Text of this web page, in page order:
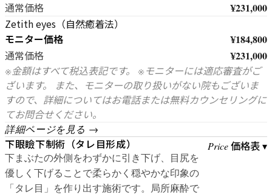
通常価格 ¥231,000
Zetith eyes（自然癒着法）
モニター価格 ¥184,800
通常価格 ¥231,000
※金額はすべて税込表記です。 ※モニターには適応審査がご
ざいます。 また、モニターの取り扱いがない院もございま
すので、詳細についてはお電話または無料カウンセリングに
てお問合せください。
詳細ページを見る →
下眼瞼下制術（タレ目形成）
下まぶたの外側をわずかに引き下げ、目尻を
優しく下げることで柔らかく穏やかな印象の
「タレ目」を作り出す施術です。局所麻酔で
Price価格表 ▾